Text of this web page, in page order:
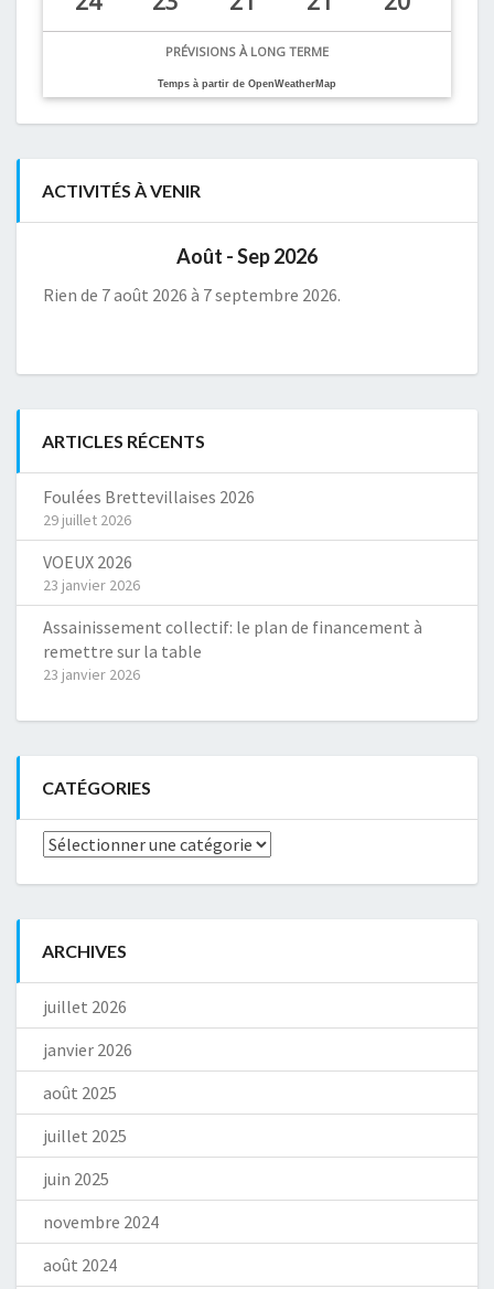
PRÉVISIONS À LONG TERME
Temps à partir de OpenWeatherMap
ACTIVITÉS À VENIR
Août - Sep 2026
Rien de 7 août 2026 à 7 septembre 2026.
ARTICLES RÉCENTS
Foulées Brettevillaises 2026
29 juillet 2026
VOEUX 2026
23 janvier 2026
Assainissement collectif: le plan de financement à
remettre sur la table
23 janvier 2026
CATÉGORIES
Catégories
ARCHIVES
juillet 2026
janvier 2026
août 2025
juillet 2025
juin 2025
novembre 2024
août 2024